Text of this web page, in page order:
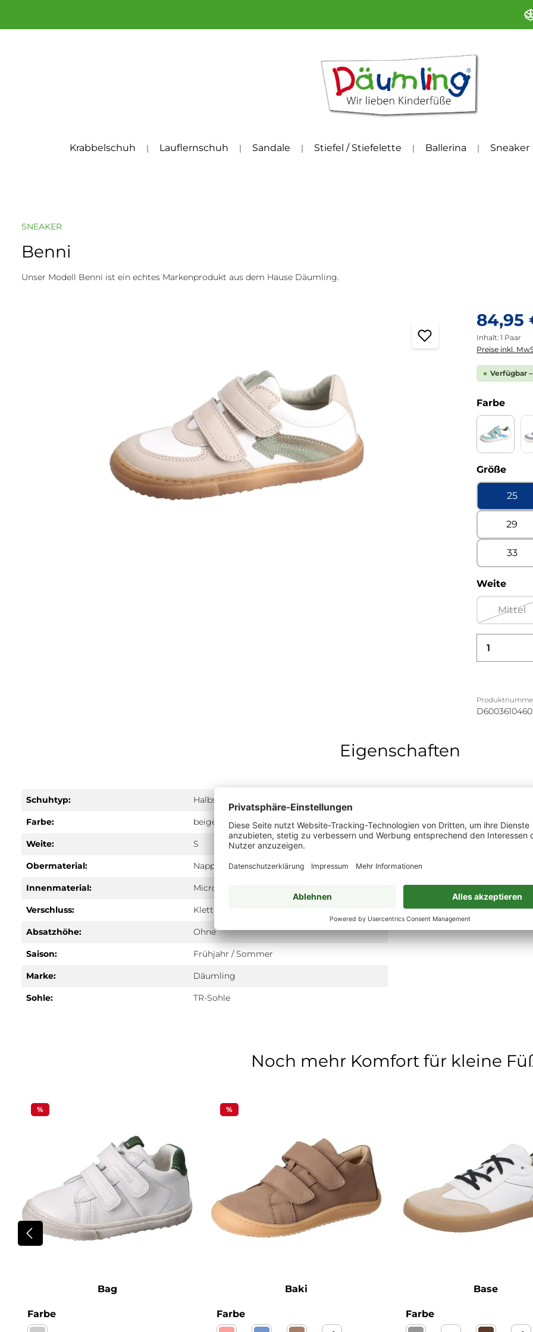
Krabbelschuh Lauflernschuh Sandale Stiefel / Stiefelette Ballerina Sneaker
SNEAKER
Benni
Unser Modell Benni ist ein echtes Markenprodukt aus dem Hause Däumling.
Regulärer
84,95
Inhalt:1 Paar
Preise inkl.
Verfügbar
Farbe
Größe
25
29
33
Weite
Mittel
Eigenschaften
Schuhtyp: Halbschuh
Farbe: beige
Weite: S
Obermaterial: Nappa
Innenmaterial: Microfaser
Verschluss: Klett
Absatzhöhe: Ohne
Saison: Frühjahr / Sommer
Marke: Däumling
Sohle: TR-Sohle
Noch mehr Komfort für kleine
%
Bag
Farbeauswählen
%
Baki
Farbeauswählen
Base
Farbeauswählen